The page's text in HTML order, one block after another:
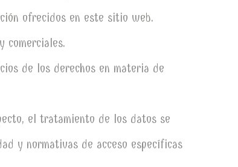
ofrecidos en este sitio web.
comerciales.
de los derechos en materia de
el tratamiento de los datos se
y normativas de acceso específicas